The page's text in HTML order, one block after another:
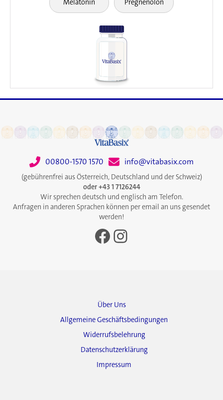
Melatonin Pregnenolon
00800-1570 1570 info@vitabasix.com
(gebührenfrei aus Österreich, Deutschland und der Schweiz)
oder +43 1 7126244
Wir sprechen deutsch und englisch am Telefon.
Anfragen in anderen Sprachen können per email an uns gesendet
werden!
Facebook
Instagram
Über Uns
Allgemeine Geschäftsbedingungen
Widerrufsbelehrung
Datenschutzerklärung
Impressum